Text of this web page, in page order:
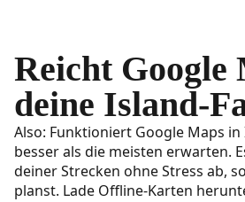
Reicht Google
deine Island-
Also: Funktioniert Google Maps in
besser als die meisten erwarten.
deiner Strecken ohne Stress ab,
planst. Lade Offline-Karten